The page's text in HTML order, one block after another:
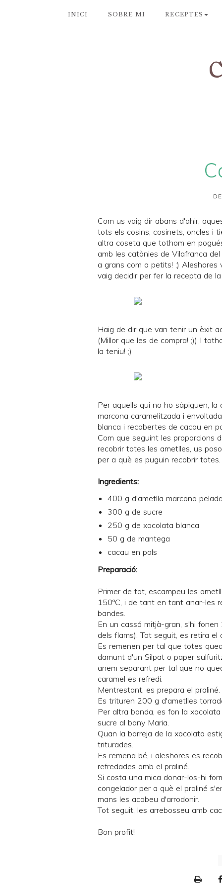
INICI SOBRE MI RECEPTES
Com us vaig dir abans d'ahir,
tots els cosins, cosinets, oncles i
altra coseta que tothom en
amb les catànies de Vilafranca
a grans com a petits! ;) Aleshores
vaig decidir per fer la recepta de
Haig de dir que van tenir un èxit
(Millor que les de compra! ;)) I
la teniu! ;)
Per aquells qui no ho sàpiguen,
marcona caramelitzada i
blanca i recobertes de cacau en
Com que seguint les proporcions
recobrir totes les ametlles, us
per a què es puguin recobrir totes.
Ingredients:
400 g d'ametlla marcona pelada
300 g de sucre
250 g de xocolata blanca
50 g de mantega
cacau en pols
Preparació:
Primer de tot, escampeu les
150ºC, i de tant en tant anar-les
bandes.
En un cassó mitjà-gran, s'hi
dels flams). Tot seguit, es retira
Es remenen per tal que totes
damunt d'un Silpat o paper
anem separant per tal que no
caramel es refredi.
Mentrestant, es prepara el praliné.
Es trituren 200 g d'ametlles
Per altra banda, es fon la
sucre al bany Maria.
Quan la barreja de la xocolata
triturades.
Es remena bé, i aleshores es
refredades amb el praliné.
Si costa una mica donar-los-hi
congelador per a què el praliné
mans les acabeu d'arrodonir.
Tot seguit, les arrebosseu amb
Bon profit!